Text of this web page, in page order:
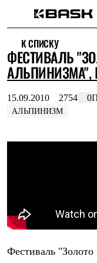
Интернет-магазин
Мужская одежда
Утепленная пухом
Куртки
Жилеты
Комбинезоны
Брюки
Брюки
Флисовая одежда
Жилеты
К СПИСКУ
ФЕСТИВАЛЬ
АЛЬПИНИЗМА",
15.09.2010 2754 0
АЛЬПИНИЗМ
Фестиваль "Золото